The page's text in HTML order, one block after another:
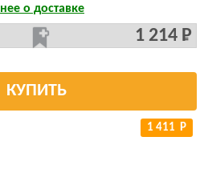
о доставке
1 214 Р
КУПИТЬ
1 411 Р